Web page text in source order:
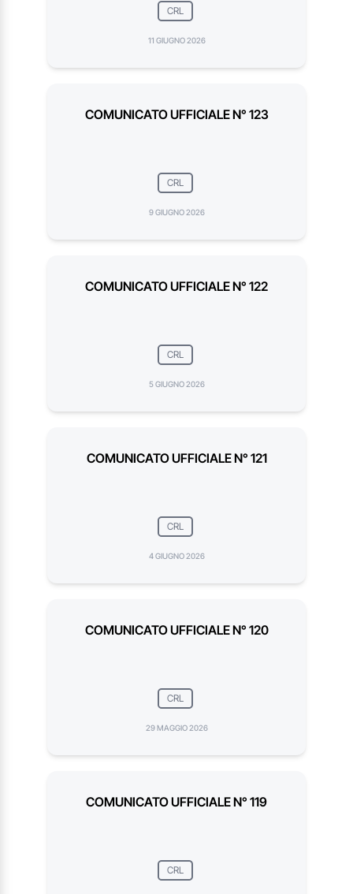
CRL
11 GIUGNO 2026
COMUNICATO UFFICIALE N° 123
CRL
9 GIUGNO 2026
COMUNICATO UFFICIALE N° 122
CRL
5 GIUGNO 2026
COMUNICATO UFFICIALE N° 121
CRL
4 GIUGNO 2026
COMUNICATO UFFICIALE N° 120
CRL
29 MAGGIO 2026
COMUNICATO UFFICIALE N° 119
CRL